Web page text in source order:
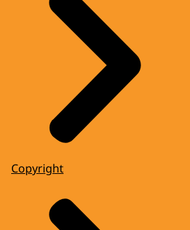
Copyright